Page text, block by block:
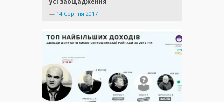
усі заощадження
— 14 Серпня 2017